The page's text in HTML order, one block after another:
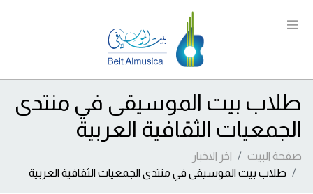
طلاب بيت الموسيقى في منتدى
الجمعيات الثقافية العربية
صفحة البيت
اخر الاخبار
طلاب بيت الموسيقى في منتدى الجمعيات الثقافية العربية